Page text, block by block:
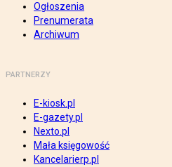
Ogłoszenia
Prenumerata
Archiwum
PARTNERZY
E-kiosk.pl
E-gazety.pl
Nexto.pl
Mała księgowość
Kancelarierp.pl